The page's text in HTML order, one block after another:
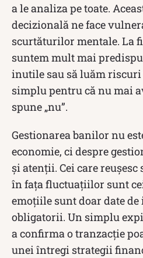
a le analiza pe toate.
decizională ne face
scurtăturilor mentale. La
suntem mult mai
inutile sau să luăm
simplu pentru că nu mai
spune „nu”.
Gestionarea banilor nu
economie, ci despre
și atenții. Cei care
în fața fluctuațiilor sunt
emoțiile sunt doar date
obligatorii. Un simplu
a confirma o tranzacție
unei întregi strategii